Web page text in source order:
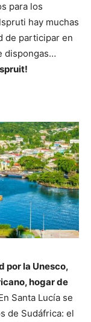
para los
hay muchas
de participar en
dispongas…
por la Unesco,
hogar de
Santa Lucía se
de Sudáfrica: el